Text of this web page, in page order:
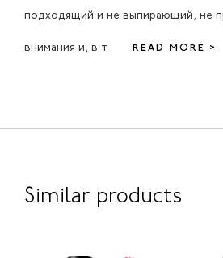
подходящий и не выпирающий, не
внимания и, в т READ MORE >
Similar products